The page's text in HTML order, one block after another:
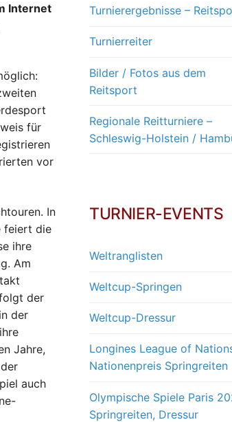
Internet
für
vor
In
feiert die
ihre
Am
der
der
Jahre,
auch
Turnierergebnisse –
Turnierreiter
Bilder / Fotos aus dem
Reitsport
Regionale Reitturniere –
Schleswig-Holstein /
TURNIER-EVENTS
Weltranglisten
Weltcup-Springen
Weltcup-Dressur
Longines League of
Nationenpreis Springreiten
Olympische Spiele Paris
Springreiten, Dressur